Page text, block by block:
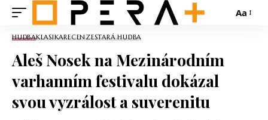
Aa
HUDBAKLASIKARECENZESTARÁ HUDBA
Aleš Nosek na Mezinárodním
varhanním festivalu dokázal
svou vyzrálost a suverenitu